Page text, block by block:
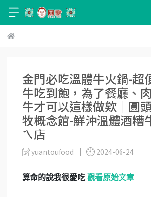
金門必吃溫體牛火鍋-超
牛吃到飽，為了餐廳、
牛才可以這樣做欸｜圓
牧概念館-鮮沖溫體酒糟
ㄟ店
yuantoufood 2024-06-24
算命的說我很愛吃 觀看原始文章